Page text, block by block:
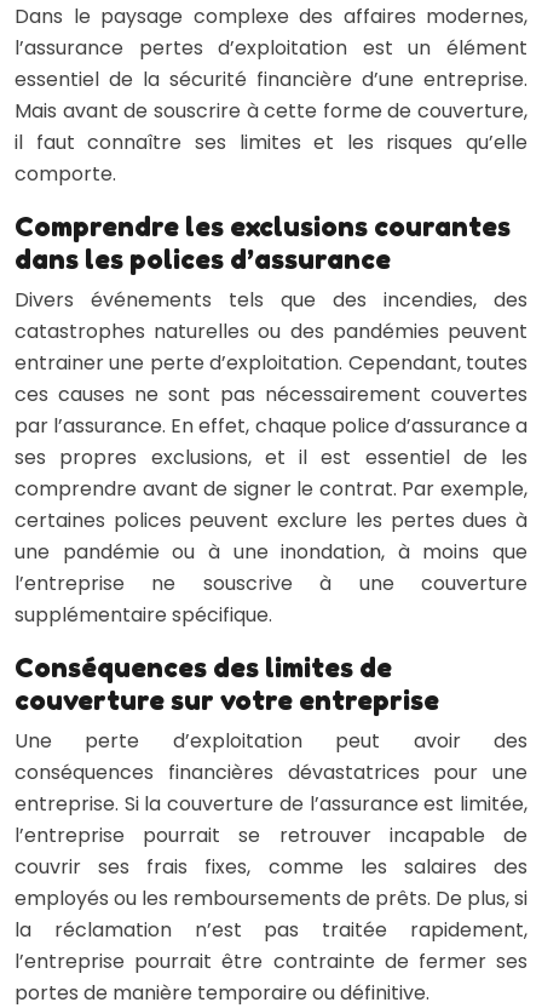
Dans le paysage complexe des affaires modernes,
l’assurance pertes d’exploitation est un élément
essentiel de la sécurité financière d’une entreprise.
Mais avant de souscrire à cette forme de couverture,
il faut connaître ses limites et les risques qu’elle
comporte.
Comprendre les exclusions courantes
dans les polices d’assurance
Divers événements tels que des incendies, des
catastrophes naturelles ou des pandémies peuvent
entrainer une perte d’exploitation. Cependant, toutes
ces causes ne sont pas nécessairement couvertes
par l’assurance. En effet, chaque police d’assurance a
ses propres exclusions, et il est essentiel de les
comprendre avant de signer le contrat. Par exemple,
certaines polices peuvent exclure les pertes dues à
une pandémie ou à une inondation, à moins que
l’entreprise ne souscrive à une couverture
supplémentaire spécifique.
Conséquences des limites de
couverture sur votre entreprise
Une perte d’exploitation peut avoir des
conséquences financières dévastatrices pour une
entreprise. Si la couverture de l’assurance est limitée,
l’entreprise pourrait se retrouver incapable de
couvrir ses frais fixes, comme les salaires des
employés ou les remboursements de prêts. De plus, si
la réclamation n’est pas traitée rapidement,
l’entreprise pourrait être contrainte de fermer ses
portes de manière temporaire ou définitive.